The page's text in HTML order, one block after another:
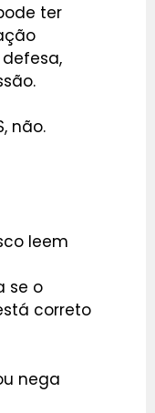
ter
não.
leem
se o
correto
nega